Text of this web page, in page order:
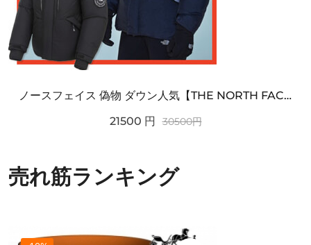
ノースフェイス 偽物 ダウン人気【THE NORTH FACE】M'S 7 SUMMIT HIM...
21500 円 30500円
売れ筋ランキング